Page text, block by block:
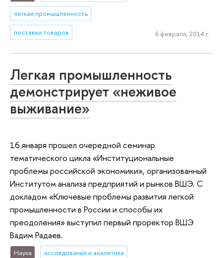
легкая промышленность
поставки товаров 6 февраля, 2014 г.
Легкая промышленность
демонстрирует «неживое
выживание»
16 января прошел очередной семинар
тематического цикла «Институциональные
проблемы российской экономики», организованный
Институтом анализа предприятий и рынков ВШЭ. С
докладом «Ключевые проблемы развития легкой
промышленности в России и способы их
преодоления» выступил первый проректор ВШЭ
Вадим Радаев.
Наука исследования и аналитика